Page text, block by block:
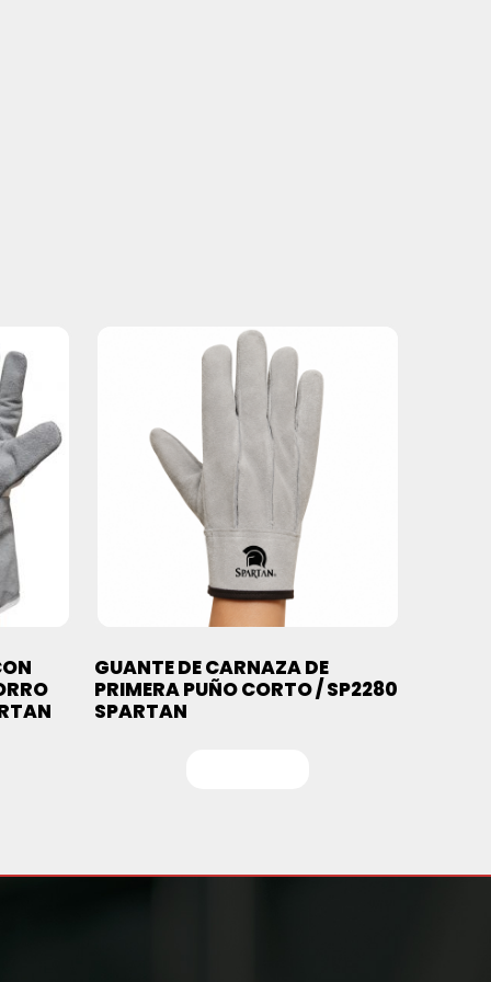
GUANTE DE CARNAZA DE
PRIMERA PUÑO CORTO / SP2280
SPARTAN